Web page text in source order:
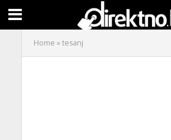
Home »tesanj